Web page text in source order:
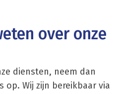
over onze
diensten, neem dan
Wij zijn bereikbaar via